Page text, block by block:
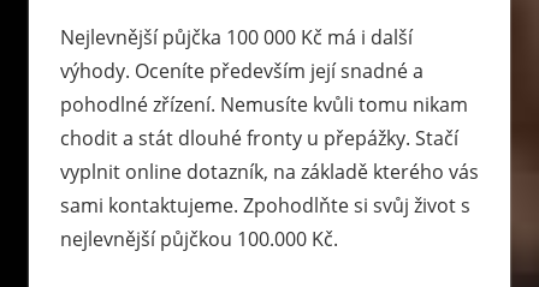
Nejlevnější půjčka 100 000 Kč má i další
výhody. Oceníte především její snadné a
pohodlné zřízení. Nemusíte kvůli tomu nikam
chodit a stát dlouhé fronty u přepážky. Stačí
vyplnit online dotazník, na základě kterého vás
sami kontaktujeme. Zpohodlňte si svůj život s
nejlevnější půjčkou 100.000 Kč.